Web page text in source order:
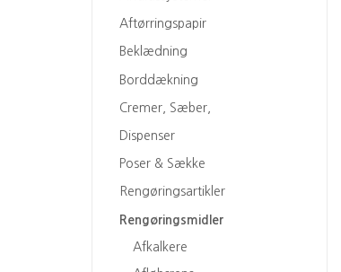
Aftørringspapir
Beklædning
Borddækning
Cremer, Sæber,
Dispenser
Poser & Sække
Rengøringsartikler
Rengøringsmidler
Afkalkere